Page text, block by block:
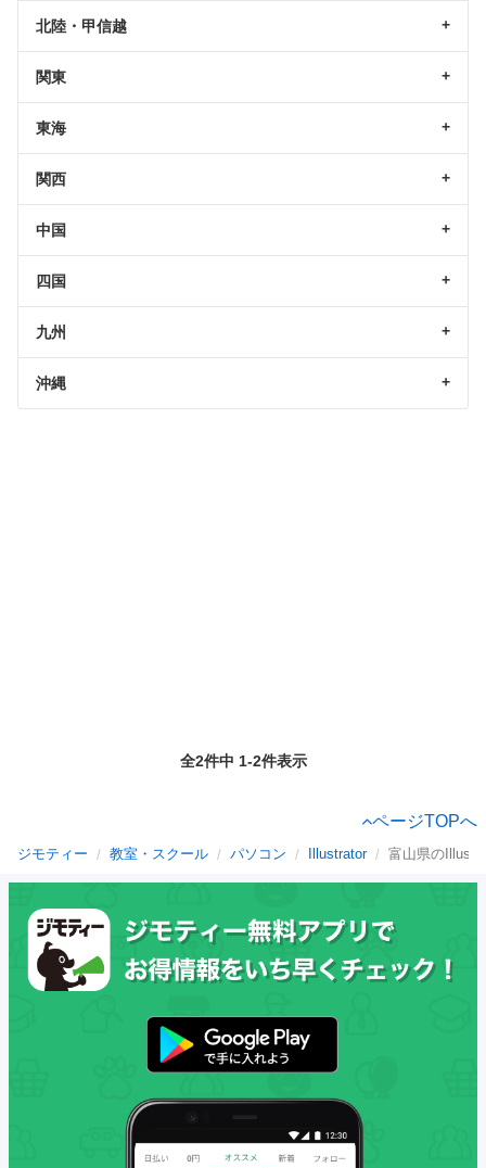
北陸・甲信越
関東
東海
関西
中国
四国
九州
沖縄
全2件中 1-2件表示
ページTOPへ
ジモティー 教室・スクール パソコン Illustrator 富山県の